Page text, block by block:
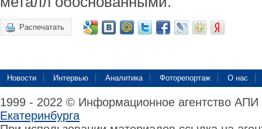
Распечатать
Новости Интервью Аналитика Фоторепортаж О нас
1999 - 2022 © Информационное агентство
Екатеринбурга